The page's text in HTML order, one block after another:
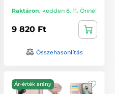
Raktáron, kedden 8. 11. Önnél
9 820 Ft
Összehasonlítás
Ár-érték arány